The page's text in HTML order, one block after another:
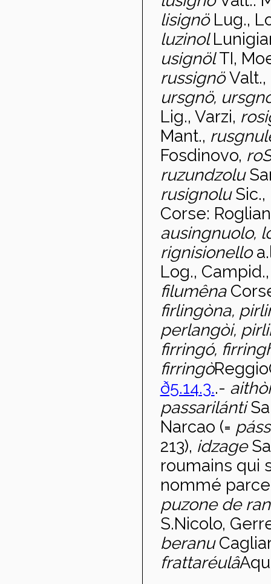
lisignö Lug.,
luzinol
usignölTI,
russignö
ursgnö, ursgn
Lig., Varzi,
Mant.,
Fosdinovo, ro
ruzundzolu
rusignolu
Corse:
ausingnuolo,
rignisionello
Log.,
filumêna
firlingòna,
perlangòi,
firringó,
firringò
ð5.14.3..- aith
passarilánti
Narcao (= p
213), idzage
roumains qui
nommé
puzone de
S.Nicolo,
beranu
frattaréulâ